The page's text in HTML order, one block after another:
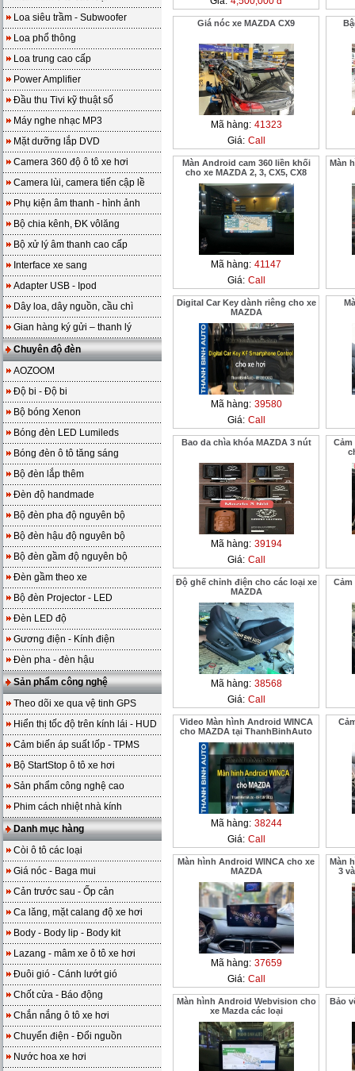
Loa siêu trầm - Subwoofer
Loa phổ thông
Loa trung cao cấp
Power Amplifier
Đầu thu Tivi kỹ thuật số
Máy nghe nhạc MP3
Mặt dưỡng lắp DVD
Camera 360 độ ô tô xe hơi
Camera lùi, camera tiến cập lề
Phụ kiện âm thanh - hình ảnh
Bộ chia kênh, ĐK vôlăng
Bộ xử lý âm thanh cao cấp
Interface xe sang
Adapter USB - Ipod
Dây loa, dây nguồn, cầu chì
Gian hàng ký gửi – thanh lý
Chuyên độ đèn
AOZOOM
Độ bi - Độ bi
Bộ bóng Xenon
Bóng đèn LED Lumileds
Bóng đèn ô tô tăng sáng
Bộ đèn lắp thêm
Đèn độ handmade
Bộ đèn pha độ nguyên bộ
Bộ đèn hậu độ nguyên bộ
Bộ đèn gầm độ nguyên bộ
Đèn gầm theo xe
Bộ đèn Projector - LED
Đèn LED độ
Gương điện - Kính điện
Đèn pha - đèn hậu
Sản phẩm công nghệ
Theo dõi xe qua vệ tinh GPS
Hiển thị tốc độ trên kính lái - HUD
Cảm biến áp suất lốp - TPMS
Bộ StartStop ô tô xe hơi
Sản phẩm công nghệ cao
Phim cách nhiệt nhà kính
Danh mục hàng
Còi ô tô các loại
Giá nóc - Baga mui
Cản trước sau - Ốp cản
Ca lăng, mặt calang độ xe hơi
Body - Body lip - Body kit
Lazang - mâm xe ô tô xe hơi
Đuôi gió - Cánh lướt gió
Chốt cửa - Báo động
Chắn nắng ô tô xe hơi
Chuyển điện - Đổi nguồn
Nước hoa xe hơi
Giá nóc xe MAZDA CX9
Mã hàng: 41323
Giá: Call
Màn Android cam 360 liền khối
cho xe MAZDA 2, 3, CX5, CX8
Mã hàng: 41147
Giá: Call
Màn
Digital Car Key dành riêng cho xe
MAZDA
Mã hàng: 39580
Giá: Call
Bao da chìa khóa MAZDA 3 nút
Mã hàng: 39194
Giá: Call
Cảm
Độ ghế chỉnh điện cho các loại xe
MAZDA
Mã hàng: 38568
Giá: Call
Cảm
Video Màn hình Android WINCA
cho MAZDA tại ThanhBinhAuto
Mã hàng: 38244
Giá: Call
Màn hình Android WINCA cho xe
MAZDA
Mã hàng: 37659
Giá: Call
Màn
3
Màn hình Android Webvision cho
xe Mazda các loại
Bảo